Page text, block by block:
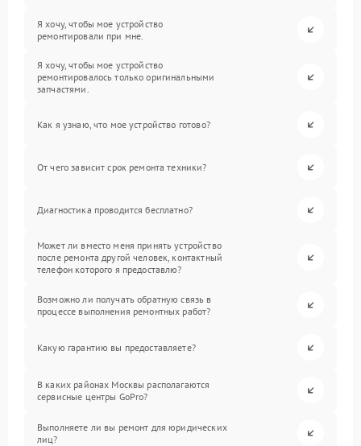
Я хочу, чтобы мое устройство
ремонтировали при мне.
Я хочу, чтобы мое устройство
ремонтировалось только оригинальными
запчастями.
Как я узнаю, что мое устройство готово?
От чего зависит срок ремонта техники?
Диагностика проводится бесплатно?
Может ли вместо меня принять устройство
после ремонта другой человек, контактный
телефон которого я предоставлю?
Возможно ли получать обратную связь в
процессе выполнения ремонтных работ?
Какую гарантию вы предоставляете?
В каких районах Москвы располагаются
сервисные центры GoPro?
Выполняете ли вы ремонт для юридических
лиц?